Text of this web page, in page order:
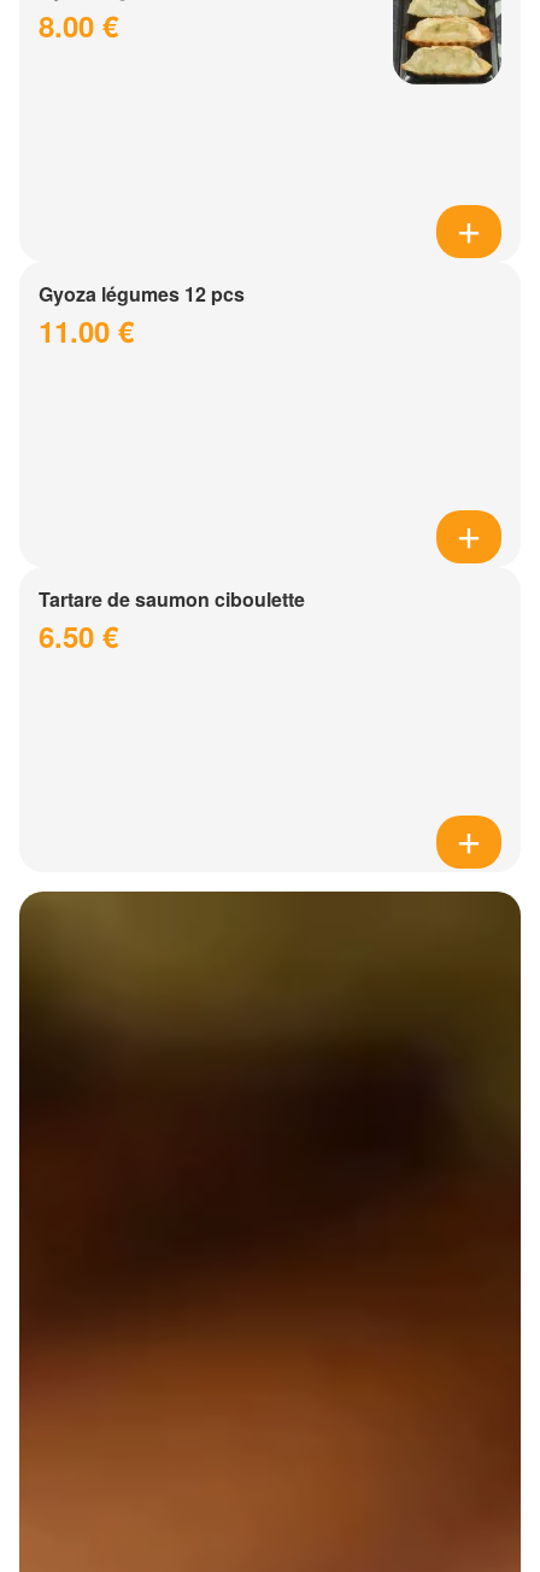
8.00 €
Gyoza légumes 12 pcs
11.00 €
Tartare de saumon ciboulette
6.50 €